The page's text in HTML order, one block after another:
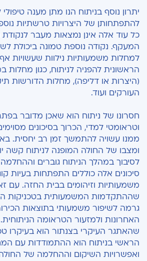
יתרון נוסף בניתוח הנו מתן מענה
להתפתחותן של היצרויות טרשתיות
כל עוד אלה אינן נמצאות מעבר
המעקף. נקודה נוספת טמונה ביכולת
למחלות משמעותיות נילוות שעשויות
הראשונית להפניה לניתוח, כגון
(היצרות או דליפה), מחלות הדורשות
העורקים ועוד.
חסרונו של ניתוח הוא שאכן מדובר
וטראומטי למדי, הכרוך בסיכונים
ממנו עשויה להתמשך זמן רב יחסית.
ומצבו של החולה המופנה לניתוח קשה
לסיבוך במהלך הניתוח גוברים
סיכונים אלה כוללים התפתחות בעיות
משמעותיות וזיהומים בבית החזה. עם
שההתקדמות המשמעותית בטכניקות
גרמה לשיפור משמעותי בתוצאות
האחרונות ולמזעור הטראומה
שהאתגר העיקרי בצנתור הוא בעיקרו
הראשי בניתוח הוא ההתמודדות עם
ואפשרויות השיקום וההחלמה של